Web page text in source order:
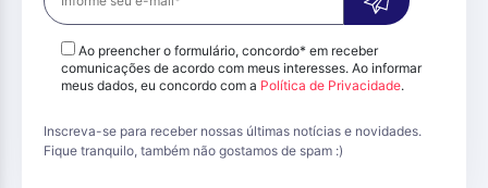
Ao preencher o formulário, concordo* em receber
comunicações de acordo com meus interesses. Ao informar
meus dados, eu concordo com a Política de Privacidade.
Inscreva-se para receber nossas últimas notícias e novidades.
Fique tranquilo, também não gostamos de spam :)